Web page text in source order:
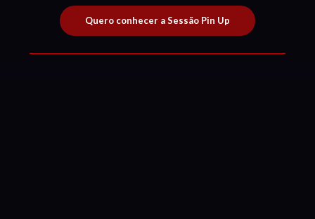
Quero conhecer a Sessão Pin Up